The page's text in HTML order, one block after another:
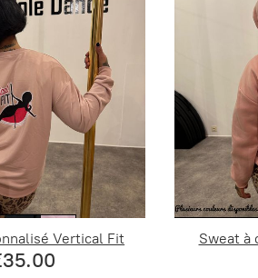
Vertical Fit
Sweat à